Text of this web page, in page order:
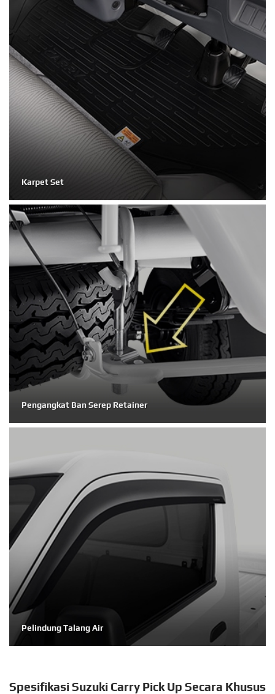
Karpet Set
Pengangkat Ban Serep Retainer
Pelindung Talang Air
Spesifikasi Suzuki Carry Pick Up Secara Khusus